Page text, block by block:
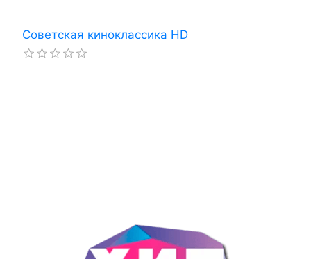
Советская киноклассика HD